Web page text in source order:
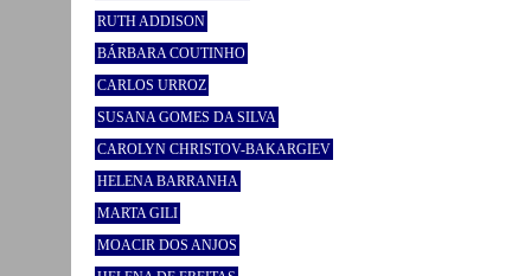
RUTH ADDISON
BÁRBARA COUTINHO
CARLOS URROZ
SUSANA GOMES DA SILVA
CAROLYN CHRISTOV-BAKARGIEV
HELENA BARRANHA
MARTA GILI
MOACIR DOS ANJOS